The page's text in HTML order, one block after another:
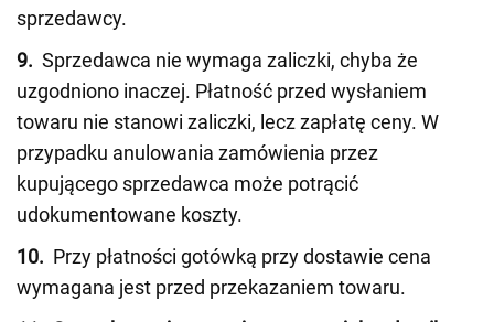
sprzedawcy.
9. Sprzedawca nie wymaga zaliczki, chyba że
uzgodniono inaczej. Płatność przed wysłaniem
towaru nie stanowi zaliczki, lecz zapłatę ceny. W
przypadku anulowania zamówienia przez
kupującego sprzedawca może potrącić
udokumentowane koszty.
10. Przy płatności gotówką przy dostawie cena
wymagana jest przed przekazaniem towaru.